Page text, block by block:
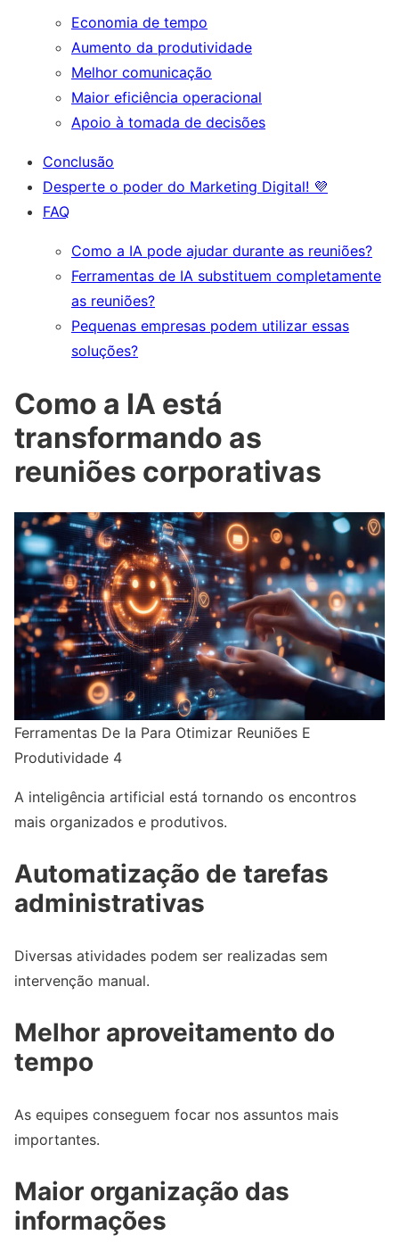
Economia de tempo
Aumento da produtividade
Melhor comunicação
Maior eficiência operacional
Apoio à tomada de decisões
Conclusão
Desperte o poder do Marketing Digital! 💜
FAQ
Como a IA pode ajudar durante as reuniões?
Ferramentas de IA substituem completamente
as reuniões?
Pequenas empresas podem utilizar essas
soluções?
Como a IA está
transformando as
reuniões corporativas
Ferramentas De Ia Para Otimizar Reuniões E
Produtividade 4
A inteligência artificial está tornando os encontros
mais organizados e produtivos.
Automatização de tarefas
administrativas
Diversas atividades podem ser realizadas sem
intervenção manual.
Melhor aproveitamento do
tempo
As equipes conseguem focar nos assuntos mais
importantes.
Maior organização das
informações